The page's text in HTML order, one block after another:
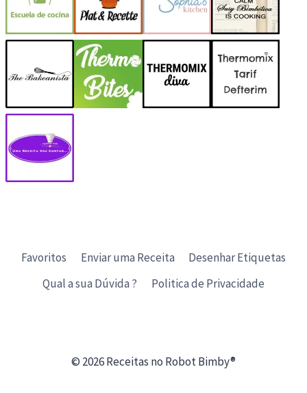
Favoritos Enviar uma Receita
Desenhar Etiquetas
Qual a sua Dúvida ?
Politica de Privacidade
© 2026 Receitas no Robot Bimby®